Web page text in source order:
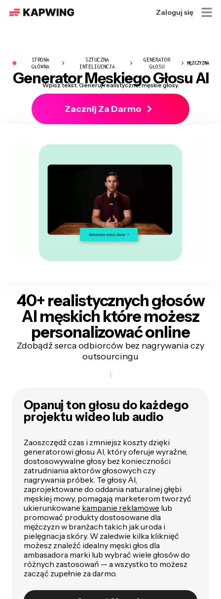
Zaloguj się
●
STRONA
GŁÓWNA
SZTUCZNA
INTELIGENCJA
GENERATOR
GŁOSU
MĘŻCZYZNA
Generator Męskiego Głosu AI
Wpisz tekst. Generuj realistyczne, męskie głosy.
Zacznij Za Darmo
40+ realistycznych głosów
AI męskich które możesz
personalizować online
Zdobądź serca odbiorców bez nagrywania czy
outsourcingu
Opanuj ton głosu do każdego
projektu wideo lub audio
Zaoszczędź czas i zmniejsz koszty dzięki
generatorowi głosu AI, który oferuje wyraźne,
dostosowywalne głosy bez konieczności
zatrudniania aktorów głosowych czy
nagrywania próbek. Te głosy AI,
zaprojektowane do oddania naturalnej głębi
męskiej mowy, pomagają marketerom tworzyć
ukierunkowane kampanie reklamowe lub
promować produkty dostosowane dla
mężczyzn w branżach takich jak uroda i
pielęgnacja skóry. W zaledwie kilka kliknięć
możesz znaleźć idealny męski głos dla
ambasadora marki lub wybrać wiele głosów do
różnych zastosowań — a wszystko to możesz
zacząć zupełnie za darmo.